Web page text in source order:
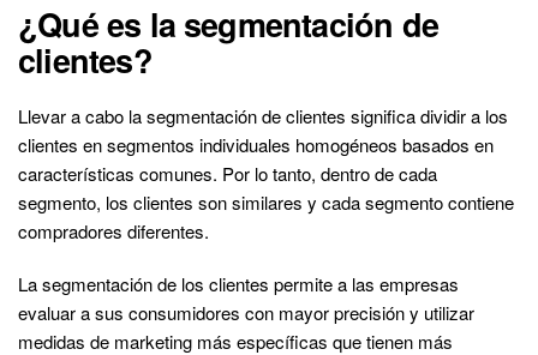
¿Qué es la segmentación de
clientes?
Llevar a cabo la segmentación de clientes significa dividir a los
clientes en segmentos individuales homogéneos basados en
características comunes. Por lo tanto, dentro de cada
segmento, los clientes son similares y cada segmento contiene
compradores diferentes.
La segmentación de los clientes permite a las empresas
evaluar a sus consumidores con mayor precisión y utilizar
medidas de marketing más específicas que tienen más